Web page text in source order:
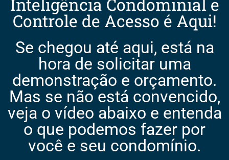
Inteligência Condominial e
Controle de Acesso é Aqui!
Se chegou até aqui, está na
hora de solicitar uma
demonstração e orçamento.
Mas se não está convencido,
veja o vídeo abaixo e entenda
o que podemos fazer por
você e seu condomínio.